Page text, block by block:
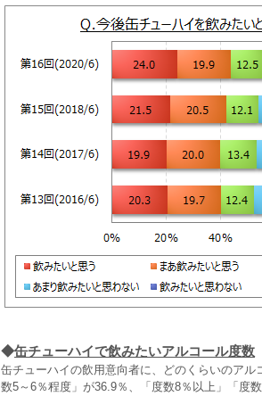
◆缶チューハイで飲みたいアルコール度数
缶チューハイの飲用意向者に、どのくらいのア
数5～6％程度」が36.9％、「度数8％以上」「度